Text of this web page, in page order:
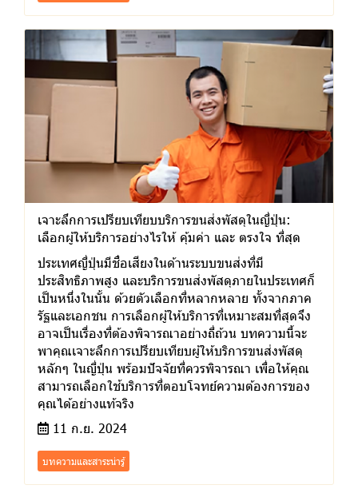
เจาะลึกการเปรียบเทียบบริการขนส่งพัสดุในญี่ปุ่น:
เลือกผู้ให้บริการอย่างไรให้ คุ้มค่า และ ตรงใจ ที่สุด
ประเทศญี่ปุ่นมีชื่อเสียงในด้านระบบขนส่งที่มี
ประสิทธิภาพสูง และบริการขนส่งพัสดุภายในประเทศก็
เป็นหนึ่งในนั้น ด้วยตัวเลือกที่หลากหลาย ทั้งจากภาค
รัฐและเอกชน การเลือกผู้ให้บริการที่เหมาะสมที่สุดจึง
อาจเป็นเรื่องที่ต้องพิจารณาอย่างถี่ถ้วน บทความนี้จะ
พาคุณเจาะลึกการเปรียบเทียบผู้ให้บริการขนส่งพัสดุ
หลักๆ ในญี่ปุ่น พร้อมปัจจัยที่ควรพิจารณา เพื่อให้คุณ
สามารถเลือกใช้บริการที่ตอบโจทย์ความต้องการของ
คุณได้อย่างแท้จริง
11 ก.ย. 2024
บทความและสาระน่ารู้